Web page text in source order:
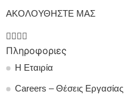
ΑΚΟΛΟΥΘΗΣΤΕ ΜΑΣ
Πληροφοριες
Η Εταιρία
Careers – Θέσεις Εργασίας